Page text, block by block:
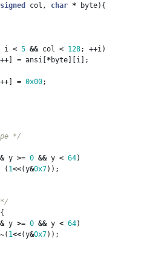
col , char * byte){
i < 5 && col < 128; ++i)
++ = ansi *byte i ];
++ = 0x00;
*/
y >= 0 && y < 64)
( 1<<(y&0x7));
*/
y >= 0 && y < 64)
~( 1<<(y&0x7));